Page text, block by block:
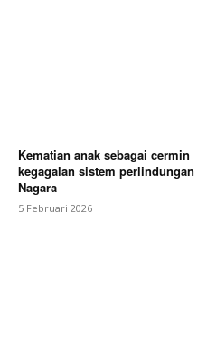
Kematian anak sebagai cermin
kegagalan sistem perlindungan
Nagara
5 Februari 2026